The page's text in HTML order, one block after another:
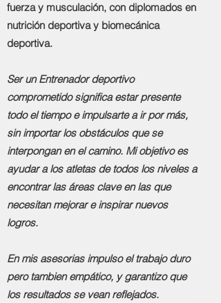
fuerza y musculación, con diplomados en
nutrición deportiva y biomecánica
deportiva.
Ser un Entrenador deportivo
comprometido significa estar presente
todo el tiempo e impulsarte a ir por más,
sin importar los obstáculos que se
interpongan en el camino. Mi objetivo es
ayudar a los atletas de todos los niveles a
encontrar las áreas clave en las que
necesitan mejorar e inspirar nuevos
logros.
En mis asesorias impulso el trabajo duro
pero tambien empático, y garantizo que
los resultados se vean reflejados.